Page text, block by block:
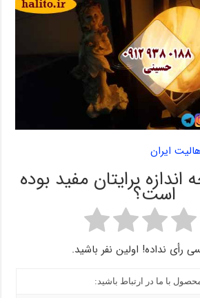
ایران
برایتان مفید بوده
است؟
رأی نداده! اولین نفر باشید.
با ما در ارتباط باشید: